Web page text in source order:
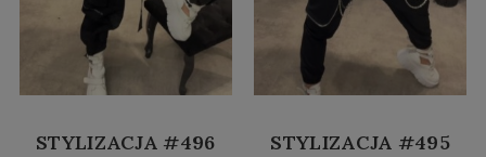
STYLIZACJA #496 STYLIZACJA #495